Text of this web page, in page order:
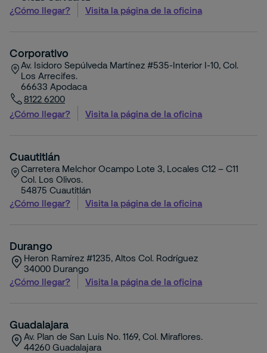
¿Cómo llegar?
Visita la página de la oficina
Corporativo
Av. Isidoro Sepúlveda Martínez #535-Interior I-10, Col.
Los Arrecifes.
66633 Apodaca
8122 6200
¿Cómo llegar?
Visita la página de la oficina
Cuautitlán
Carretera Melchor Ocampo Lote 3, Locales C12 – C11
Col. Los Olivos.
54875 Cuautitlán
¿Cómo llegar?
Visita la página de la oficina
Durango
Heron Ramírez #1235, Altos Col. Rodríguez
34000 Durango
¿Cómo llegar?
Visita la página de la oficina
Guadalajara
Av. Plan de San Luis No. 1169, Col. Miraflores.
44260 Guadalajara